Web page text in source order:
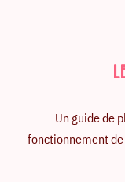
Un guide de
fonctionnement de